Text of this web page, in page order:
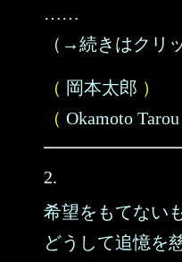
……
（→続きはクリ
（ 岡本太郎 ）
（ Okamoto Tarou
2.
希望をもてない
どうして追憶を